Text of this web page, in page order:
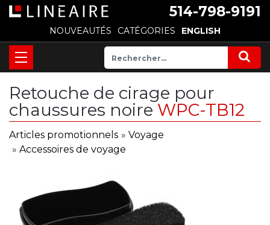
514-798-9191
NOUVEAUTÉS CATÉGORIES ENGLISH
Retouche de cirage pour
chaussures noire WPC-TB12
Articles promotionnels » Voyage
» Accessoires de voyage